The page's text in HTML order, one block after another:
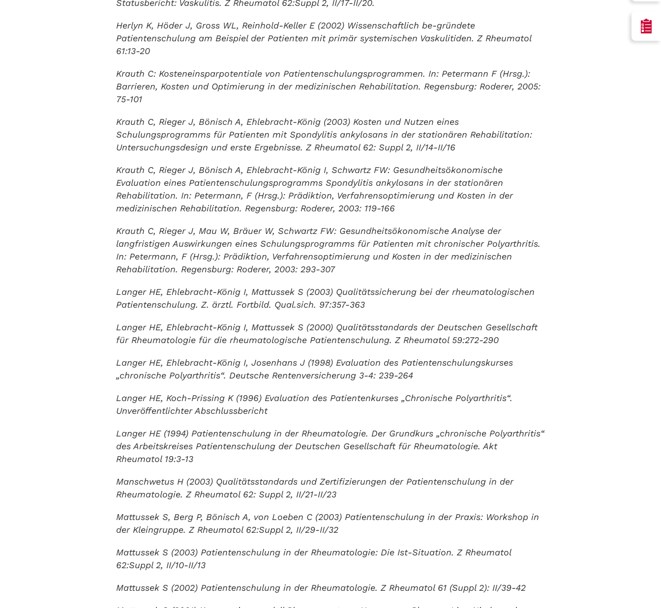
Statusbericht: Vaskulitis. Z Rheumatol 62:Suppl 2, II/17-II/20.
Herlyn K, Höder J, Gross WL, Reinhold-Keller E (2002) Wissenschaftlich be-gründete
Patientenschulung am Beispiel der Patienten mit primär systemischen Vaskulitiden. Z Rheumatol
61:13-20
Krauth C: Kosteneinsparpotentiale von Patientenschulungsprogrammen. In: Petermann F (Hrsg.):
Barrieren, Kosten und Optimierung in der medizinischen Rehabilitation. Regensburg: Roderer, 2005:
75-101
Krauth C, Rieger J, Bönisch A, Ehlebracht-König (2003) Kosten und Nutzen eines
Schulungsprogramms für Patienten mit Spondylitis ankylosans in der stationären Rehabilitation:
Untersuchungsdesign und erste Ergebnisse. Z Rheumatol 62: Suppl 2, II/14-II/16
Krauth C, Rieger J, Bönisch A, Ehlebracht-König I, Schwartz FW: Gesundheitsökonomische
Evaluation eines Patientenschulungsprogramms Spondylitis ankylosans in der stationären
Rehabilitation. In: Petermann, F (Hrsg.): Prädiktion, Verfahrensoptimierung und Kosten in der
medizinischen Rehabilitation. Regensburg: Roderer, 2003: 119-166
Krauth C, Rieger J, Mau W, Bräuer W, Schwartz FW: Gesundheitsökonomische Analyse der
langfristigen Auswirkungen eines Schulungsprogramms für Patienten mit chronischer Polyarthritis.
In: Petermann, F (Hrsg.): Prädiktion, Verfahrensoptimierung und Kosten in der medizinischen
Rehabilitation. Regensburg: Roderer, 2003: 293-307
Langer HE, Ehlebracht-König I, Mattussek S (2003) Qualitätssicherung bei der rheumatologischen
Patientenschulung. Z. ärztl. Fortbild. Qual.sich. 97:357-363
Langer HE, Ehlebracht-König I, Mattussek S (2000) Qualitätsstandards der Deutschen Gesellschaft
für Rheumatologie für die rheumatologische Patientenschulung. Z Rheumatol 59:272-290
Langer HE, Ehlebracht-König I, Josenhans J (1998) Evaluation des Patientenschulungskurses
„chronische Polyarthritis“. Deutsche Rentenversicherung 3-4: 239-264
Langer HE, Koch-Prissing K (1996) Evaluation des Patientenkurses „Chronische Polyarthritis“.
Unveröffentlichter Abschlussbericht
Langer HE (1994) Patientenschulung in der Rheumatologie. Der Grundkurs „chronische Polyarthritis“
des Arbeitskreises Patientenschulung der Deutschen Gesellschaft für Rheumatologie. Akt
Rheumatol 19:3-13
Manschwetus H (2003) Qualitätsstandards und Zertifizierungen der Patientenschulung in der
Rheumatologie. Z Rheumatol 62: Suppl 2, II/21-II/23
Mattussek S, Berg P, Bönisch A, von Loeben C (2003) Patientenschulung in der Praxis: Workshop in
der Kleingruppe. Z Rheumatol 62:Suppl 2, II/29-II/32
Mattussek S (2003) Patientenschulung in der Rheumatologie: Die Ist-Situation. Z Rheumatol
62:Suppl 2, II/10-II/13
Mattussek S (2002) Patientenschulung in der Rheumatologie. Z Rheumatol 61 (Suppl 2): II/39-42